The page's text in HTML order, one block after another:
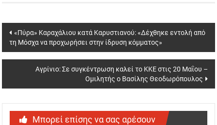
Post
navigation
«Πύρα» Καραχάλιου κατά Καρυστιανού: «Δέχθηκε εντολή από
τη Μόσχα να προχωρήσει στην ίδρυση κόμματος»
Αγρίνιο: Σε συγκέντρωση καλεί το ΚΚΕ στις 20 Μαΐου –
Ομιλητής ο Βασίλης Θεοδωρόπουλος
Μπορεί επίσης να σας αρέσουν